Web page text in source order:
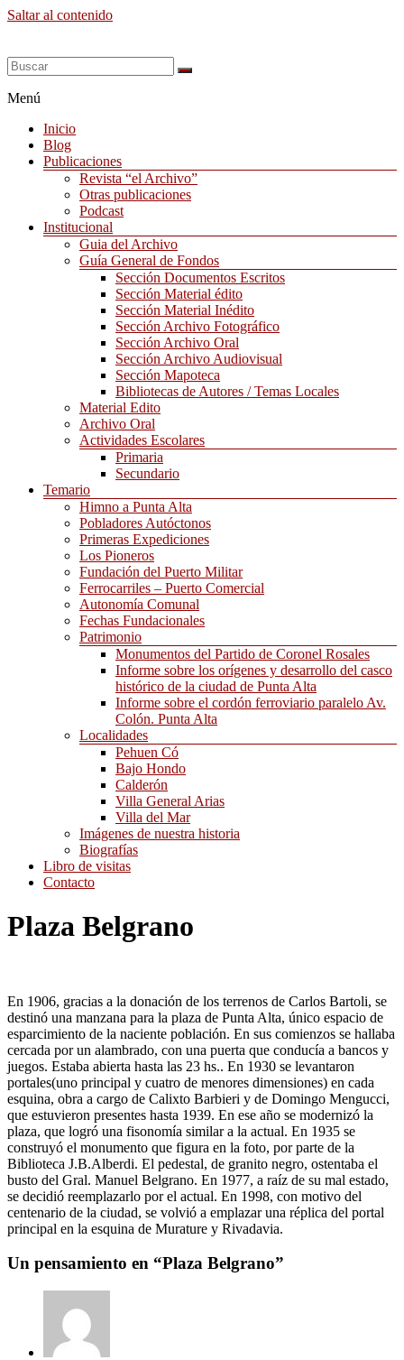
Saltar al contenido
Menú
Inicio
Blog
Publicaciones
Revista “el Archivo”
Otras publicaciones
Podcast
Institucional
Guia del Archivo
Guía General de Fondos
Sección Documentos Escritos
Sección Material édito
Sección Material Inédito
Sección Archivo Fotográfico
Sección Archivo Oral
Sección Archivo Audiovisual
Sección Mapoteca
Bibliotecas de Autores / Temas Locales
Material Edito
Archivo Oral
Actividades Escolares
Primaria
Secundario
Temario
Himno a Punta Alta
Pobladores Autóctonos
Primeras Expediciones
Los Pioneros
Fundación del Puerto Militar
Ferrocarriles – Puerto Comercial
Autonomía Comunal
Fechas Fundacionales
Patrimonio
Monumentos del Partido de Coronel Rosales
Informe sobre los orígenes y desarrollo del casco
histórico de la ciudad de Punta Alta
Informe sobre el cordón ferroviario paralelo Av.
Colón. Punta Alta
Localidades
Pehuen Có
Bajo Hondo
Calderón
Villa General Arias
Villa del Mar
Imágenes de nuestra historia
Biografías
Libro de visitas
Contacto
Plaza Belgrano
En 1906, gracias a la donación de los terrenos de Carlos Bartoli, se
destinó una manzana para la plaza de Punta Alta, único espacio de
esparcimiento de la naciente población. En sus comienzos se hallaba
cercada por un alambrado, con una puerta que conducía a bancos y
juegos. Estaba abierta hasta las 23 hs.. En 1930 se levantaron
portales(uno principal y cuatro de menores dimensiones) en cada
esquina, obra a cargo de Calixto Barbieri y de Domingo Mengucci,
que estuvieron presentes hasta 1939. En ese año se modernizó la
plaza, que logró una fisonomía similar a la actual. En 1935 se
construyó el monumento que figura en la foto, por parte de la
Biblioteca J.B.Alberdi. El pedestal, de granito negro, ostentaba el
busto del Gral. Manuel Belgrano. En 1977, a raíz de su mal estado,
se decidió reemplazarlo por el actual. En 1998, con motivo del
centenario de la ciudad, se volvió a emplazar una réplica del portal
principal en la esquina de Murature y Rivadavia.
Un pensamiento en “Plaza Belgrano”